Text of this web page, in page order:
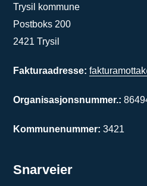
Trysil kommune
Postboks 200
2421 Trysil
Fakturaadresse:
Organisasjonsnummer.:
Kommunenummer: 3421
Snarveier